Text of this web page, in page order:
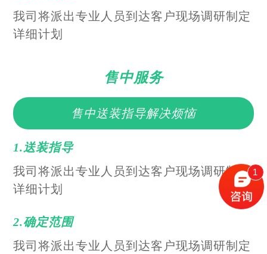
我司将派出专业人员到达客户现场调研制定
详细计划
售中服务
售中送装指导解决烦恼
1.送装指导
我司将派出专业人员到达客户现场调研制定
详细计划
2.确定范围
我司将派出专业人员到达客户现场调研制定
1